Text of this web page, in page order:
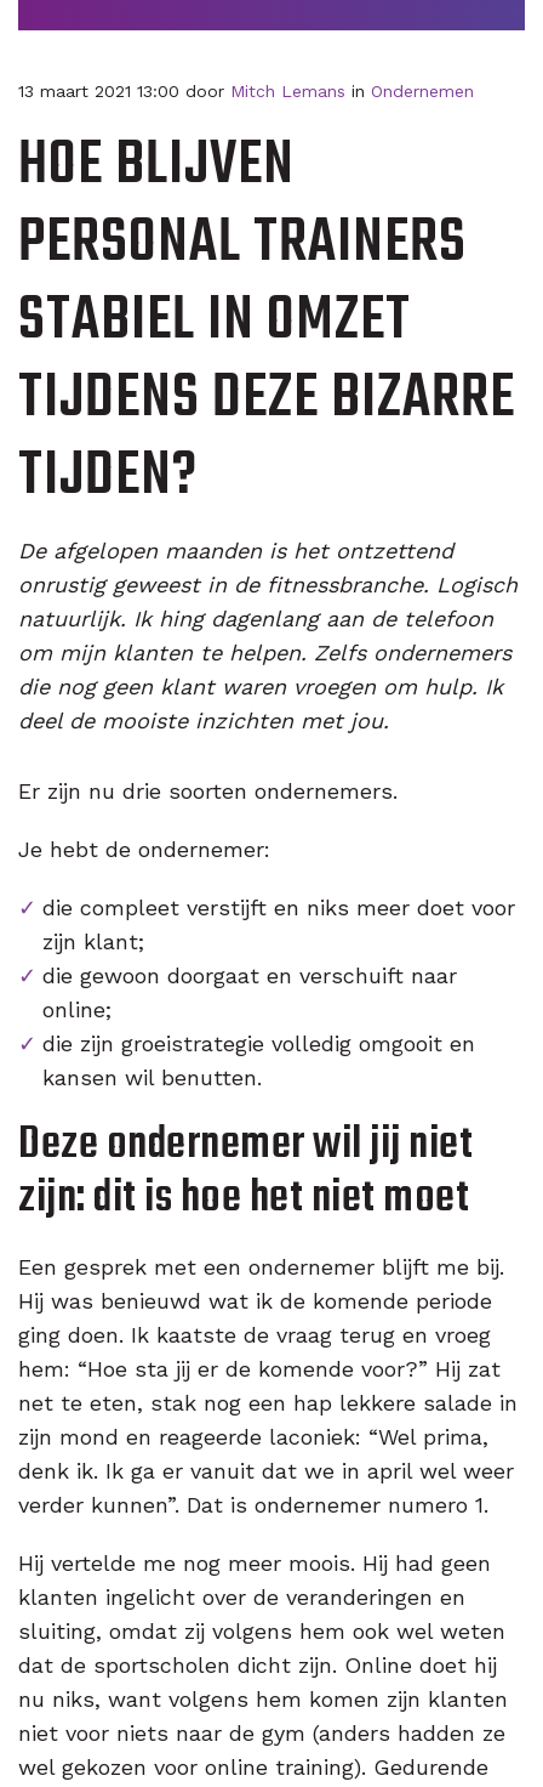
13 maart 2021 13:00 door Mitch Lemans in Ondernemen
HOE BLIJVEN
PERSONAL TRAINERS
STABIEL IN OMZET
TIJDENS DEZE BIZARRE
TIJDEN?
De afgelopen maanden is het ontzettend
onrustig geweest in de fitnessbranche. Logisch
natuurlijk. Ik hing dagenlang aan de telefoon
om mijn klanten te helpen. Zelfs ondernemers
die nog geen klant waren vroegen om hulp. Ik
deel de mooiste inzichten met jou.
Er zijn nu drie soorten ondernemers.
Je hebt de ondernemer:
die compleet verstijft en niks meer doet voor
zijn klant;
die gewoon doorgaat en verschuift naar
online;
die zijn groeistrategie volledig omgooit en
kansen wil benutten.
Deze ondernemer wil jij niet
zijn: dit is hoe het niet moet
Een gesprek met een ondernemer blijft me bij.
Hij was benieuwd wat ik de komende periode
ging doen. Ik kaatste de vraag terug en vroeg
hem: “Hoe sta jij er de komende voor?” Hij zat
net te eten, stak nog een hap lekkere salade in
zijn mond en reageerde laconiek: “Wel prima,
denk ik. Ik ga er vanuit dat we in april wel weer
verder kunnen”. Dat is ondernemer numero 1.
Hij vertelde me nog meer moois. Hij had geen
klanten ingelicht over de veranderingen en
sluiting, omdat zij volgens hem ook wel weten
dat de sportscholen dicht zijn. Online doet hij
nu niks, want volgens hem komen zijn klanten
niet voor niets naar de gym (anders hadden ze
wel gekozen voor online training). Gedurende